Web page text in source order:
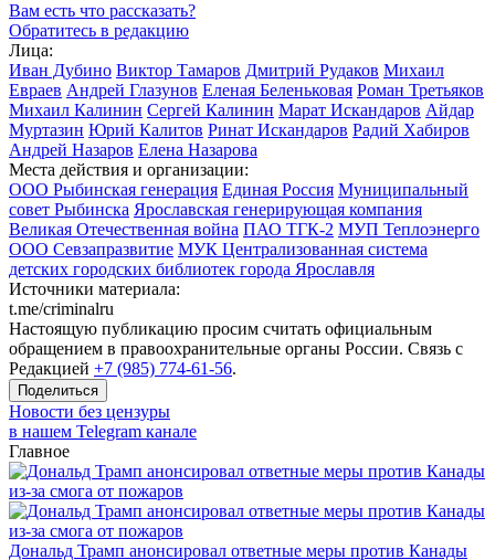
Вам есть что рассказать?
Обратитесь в редакцию
Лица:
Иван Дубино Виктор Тамаров Дмитрий Рудаков Михаил
Евраев Андрей Глазунов Еленая Беленьковая Роман Третьяков
Михаил Калинин Сергей Калинин Марат Искандаров Айдар
Муртазин Юрий Калитов Ринат Искандаров Радий Хабиров
Андрей Назаров Елена Назарова
Места действия и организации:
ООО Рыбинская генерация Единая Россия Муниципальный
совет Рыбинска Ярославская генерирующая компания
Великая Отечественная война ПАО ТГК-2 МУП Теплоэнерго
ООО Севзапразвитие МУК Централизованная система
детских городских библиотек города Ярославля
Источники материала:
t.me/criminalru
Настоящую публикацию просим считать официальным
обращением в правоохранительные органы России. Связь с
Редакцией +7 (985) 774-61-56.
Поделиться
Новости без цензуры
в нашем Telegram канале
Главное
Дональд Трамп анонсировал ответные меры против Канады